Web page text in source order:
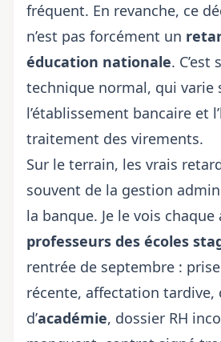
fréquent. En revanche, ce
n’est pas forcément un
éducation nationale.
technique normal, qui varie
l’établissement bancaire et
traitement des virements.
Sur le terrain, les vrais
souvent de la gestion
la banque. Je le vois chaque
professeurs des écoles
rentrée de septembre :
récente, affectation tardive,
d’académie, dossier RH